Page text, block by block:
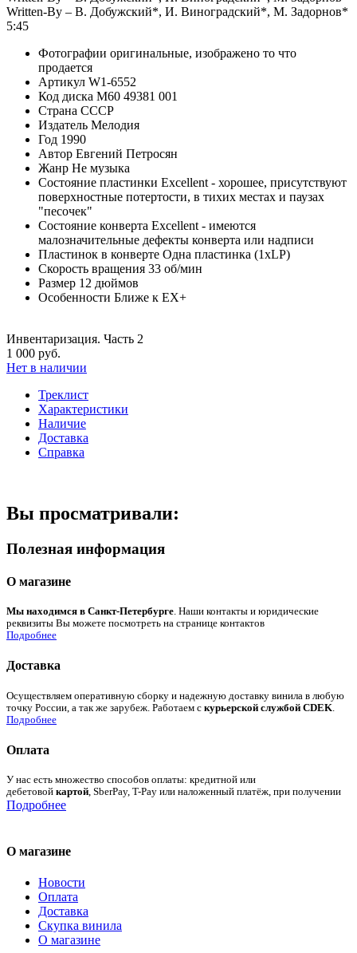
Written-By – В. Добужский*, И. Виноградский*, М. Задорнов*
5:45
Фотографии оригинальные, изображено то что
продается
Артикул W1-6552
Код диска М60 49381 001
Страна СССР
Издатель Мелодия
Год 1990
Автор Евгений Петросян
Жанр Не музыка
Состояние пластинки Excellent - хорошее, присутствуют
поверхностные потертости, в тихих местах и паузах
"песочек"
Состояние конверта Excellent - имеются
малозначительные дефекты конверта или надписи
Пластинок в конверте Одна пластинка (1xLP)
Скорость вращения 33 об/мин
Размер 12 дюймов
Особенности Ближе к EX+
Инвентаризация. Часть 2
1 000 руб.
Нет в наличии
Треклист
Характеристики
Наличие
Доставка
Справка
Вы просматривали:
Полезная информация
О магазине
Мы находимся в Санкт-Петербурге. Наши контакты и юридические
реквизиты Вы можете посмотреть на странице контактов
Подробнее
Доставка
Осуществляем оперативную сборку и надежную доставку винила в любую
точку России, а так же зарубеж. Работаем с курьерской службой CDEK
Подробнее
Оплата
У нас есть множество способов оплаты: кредитной или
дебетовой картой, SberPay, T-Pay или наложенный платёж, при получении
Подробнее
О магазине
Новости
Оплата
Доставка
Скупка винила
О магазине